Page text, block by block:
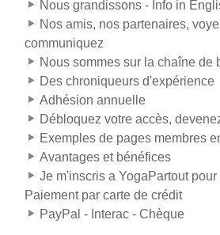
Nous grandissons - Info in
Nos amis, nos partenaires,
communiquez
Nous sommes sur la chaîne de
Des chroniqueurs d'expérience
Adhésion annuelle
Débloquez votre accès,
Exemples de pages membres
Avantages et bénéfices
Je m'inscris a YogaPartout pour
Paiement par carte de crédit
PayPal - Interac - Chèque